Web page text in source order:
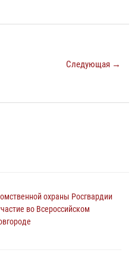
Следующая →
охраны Росгвардии
во Всероссийском